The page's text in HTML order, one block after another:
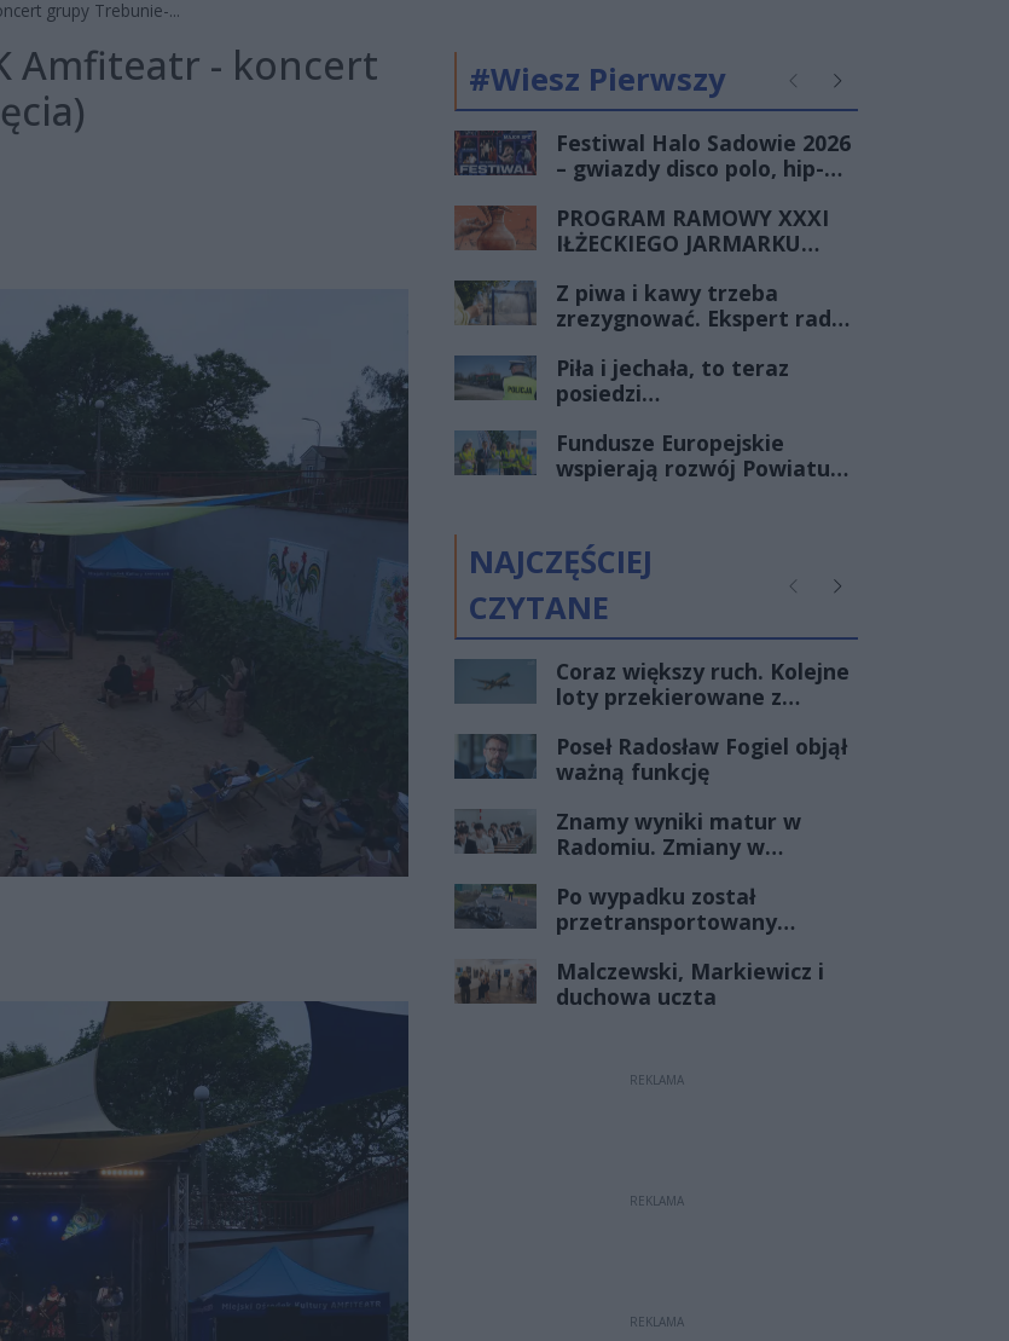
grupy Trebunie-...
Amfiteatr - koncert
#Wiesz Pierwszy PoprzednieNastępne
Festiwal Halo Sadowie 2026
– gwiazdy disco polo, hip-
całej rodziny!
PROGRAM RAMOWY XXXI
IŁŻECKIEGO JARMARKU
Z piwa i kawy trzeba
zrezygnować. Ekspert radzi,
Piła i jechała, to teraz
posiedzi…
Fundusze Europejskie
wspierają rozwój Powiatu
powiatowej nr 3539W
Radom - Gębarzów - Polany
(III etap)
NAJCZĘŚCIEJ
CZYTANE
PoprzednieNastępne
Coraz większy ruch. Kolejne
loty przekierowane z
Poseł Radosław Fogiel objął
ważną funkcję
Znamy wyniki matur w
Radomiu. Zmiany w
Po wypadku został
przetransportowany
Historia mrozi krew w
żyłach
Malczewski, Markiewicz i
duchowa uczta
REKLAMA
REKLAMA
REKLAMA